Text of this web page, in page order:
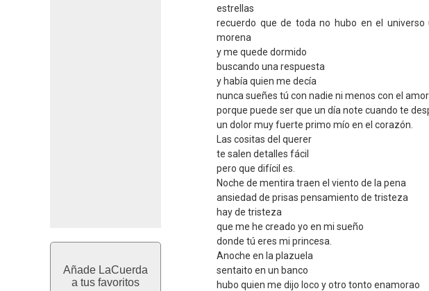
Añade LaCuerda
a tus favoritos
estrellas
recuerdo que de toda no hubo en el universo
morena
y me quede dormido
buscando una respuesta
y había quien me decía
nunca sueñes tú con nadie ni menos con el amor
porque puede ser que un día note cuando te
un dolor muy fuerte primo mío en el corazón.
Las cositas del querer
te salen detalles fácil
pero que difícil es.
Noche de mentira traen el viento de la pena
ansiedad de prisas pensamiento de tristeza
hay de tristeza
que me he creado yo en mi sueño
donde tú eres mi princesa.
Anoche en la plazuela
sentaito en un banco
hubo quien me dijo loco y otro tonto enamorao